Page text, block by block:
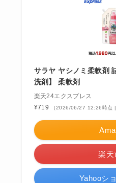
サラヤ ヤシノミ柔軟剤
洗剤】 柔軟剤
楽天24エクスプレス
¥719
（2026/06/27 12:26時点 |
楽天
Yahooシ